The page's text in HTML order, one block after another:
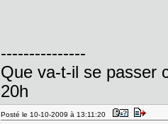
---------------
Que va-t-il se passer
20h
Posté le 10-10-2009 à 13:11:20